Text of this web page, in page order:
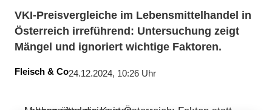
VKI-Preisvergleiche im Lebensmittelhandel in
Österreich irreführend: Untersuchung zeigt
Mängel und ignoriert wichtige Faktoren.
Fleisch & Co24.12.2024, 10:26 Uhr